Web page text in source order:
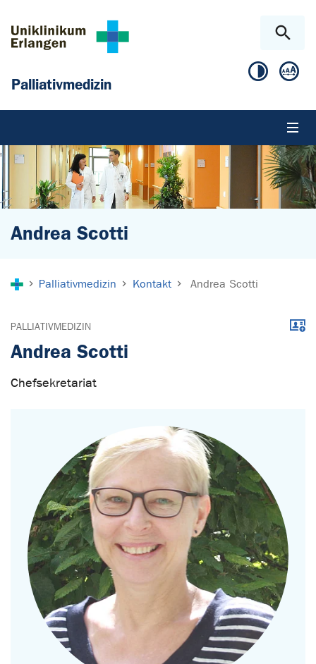
Palliativmedizin
Andrea Scotti
Palliativmedizin Kontakt Andrea Scotti
PALLIATIVMEDIZIN
Andrea Scotti
Chefsekretariat